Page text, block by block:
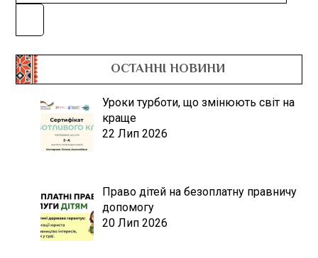
ОСТАННІ НОВИНИ
Уроки турботи, що змінюють світ на
краще
22 Лип 2026
Право дітей на безоплатну правничу
допомогу
20 Лип 2026